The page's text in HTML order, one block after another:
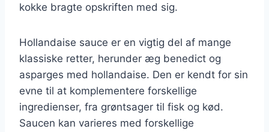
kokke bragte opskriften med sig.
Hollandaise sauce er en vigtig del af mange
klassiske retter, herunder æg benedict og
asparges med hollandaise. Den er kendt for sin
evne til at komplementere forskellige
ingredienser, fra grøntsager til fisk og kød.
Saucen kan varieres med forskellige